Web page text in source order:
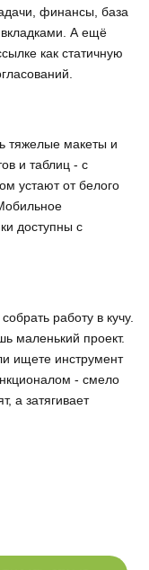
финансы, база
А ещё
как статичную
тяжелые макеты и
и таблиц - с
устают от белого
доступны с
работу в кучу.
маленький проект.
ищете инструмент
- смело
а затягивает